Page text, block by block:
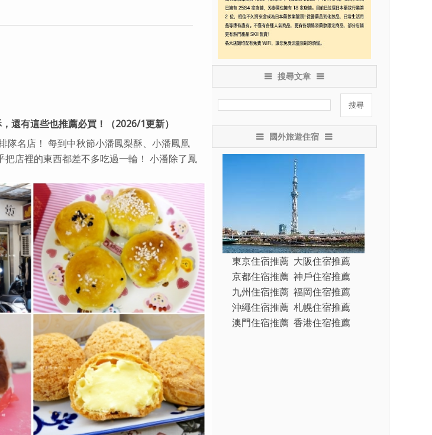
還有這些也推薦必買！（2026/1更新）
隊名店！ 每到中秋節小潘鳳梨酥、小潘鳳凰
店裡的東西都差不多吃過一輪！ 小潘除了鳳
搜尋文章
國外旅遊住宿
東京住宿推薦 大阪住宿推薦
京都住宿推薦 神戶住宿推薦
九州住宿推薦 福岡住宿推薦
沖繩住宿推薦 札幌住宿推薦
澳門住宿推薦 香港住宿推薦